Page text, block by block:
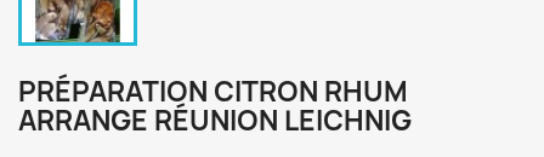
PRÉPARATION CITRON RHUM
ARRANGE RÉUNION LEICHNIG